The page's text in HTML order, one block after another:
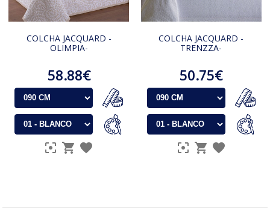
COLCHA JACQUARD -
OLIMPIA-
58.88€
COLCHA JACQUARD -
TRENZZA-
50.75€